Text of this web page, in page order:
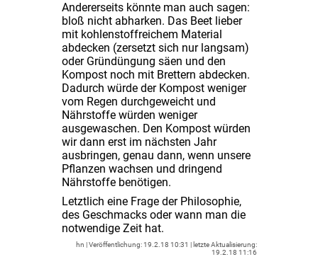
Andererseits könnte man auch sagen:
bloß nicht abharken. Das Beet lieber
mit kohlenstoffreichem Material
abdecken (zersetzt sich nur langsam)
oder Gründüngung säen und den
Kompost noch mit Brettern abdecken.
Dadurch würde der Kompost weniger
vom Regen durchgeweicht und
Nährstoffe würden weniger
ausgewaschen. Den Kompost würden
wir dann erst im nächsten Jahr
ausbringen, genau dann, wenn unsere
Pflanzen wachsen und dringend
Nährstoffe benötigen.
Letztlich eine Frage der Philosophie,
des Geschmacks oder wann man die
notwendige Zeit hat.
hn
19.2.18 10:31
19.2.18 11:16